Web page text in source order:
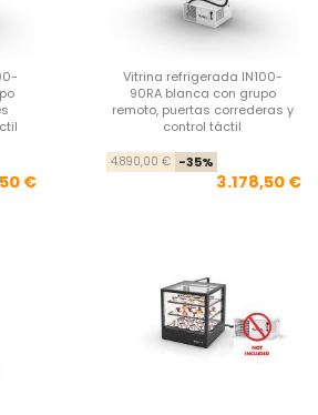
Precio base
€
Vitrina refrigerada IN100-
90RA blanca con grupo
remoto, puertas correderas y
control táctil
4.890,00 € -35%
3.178,50 €